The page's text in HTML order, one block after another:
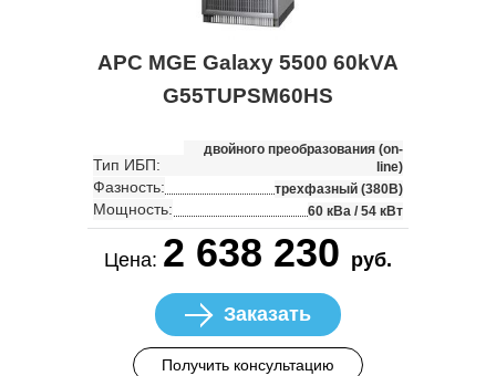
APC MGE Galaxy 5500 60kVA
G55TUPSM60HS
Тип ИБП:
двойного преобразования (on-
line)
Фазность: трехфазный (380В)
Мощность: 60 кВа / 54 кВт
Цена: 2 638 230 руб.
Заказать
Получить консультацию